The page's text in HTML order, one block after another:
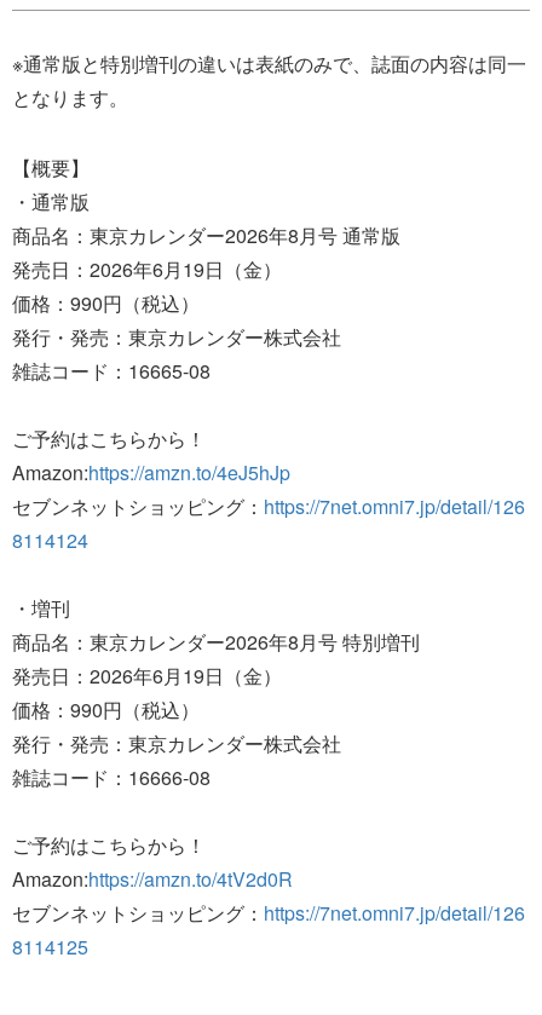
※通常版と特別増刊の違いは表紙のみで、誌面の内容は同一
となります。
【概要】
・通常版
商品名：東京カレンダー2026年8月号 通常版
発売日：2026年6月19日（金）
価格：990円（税込）
発行・発売：東京カレンダー株式会社
雑誌コード：16665‐08
ご予約はこちらから！
Amazon:https://amzn.to/4eJ5hJp
セブンネットショッピング： https://7net.omni7.jp/detail/126
8114124
・増刊
商品名：東京カレンダー2026年8月号 特別増刊
発売日：2026年6月19日（金）
価格：990円（税込）
発行・発売：東京カレンダー株式会社
雑誌コード：16666‐08
ご予約はこちらから！
Amazon:https://amzn.to/4tV2d0R
セブンネットショッピング： https://7net.omni7.jp/detail/126
8114125